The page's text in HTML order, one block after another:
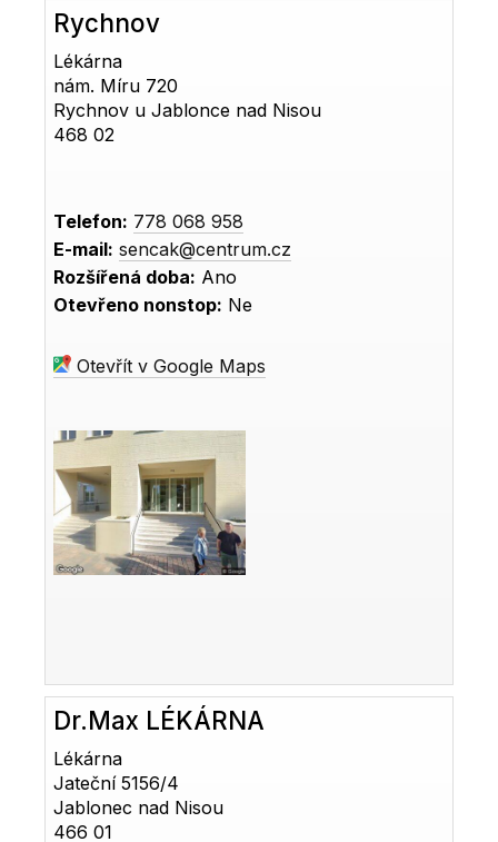
Rychnov
Lékárna
nám. Míru 720
Rychnov u Jablonce nad Nisou
468 02
Telefon: 778 068 958
E-mail: sencak@centrum.cz
Rozšířená doba: Ano
Otevřeno nonstop: Ne
Otevřít v Google Maps
Dr.Max LÉKÁRNA
Lékárna
Jateční 5156/4
Jablonec nad Nisou
466 01